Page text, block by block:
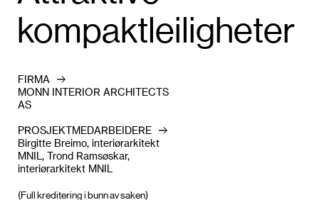
kompaktleiligheter
FIRMA
MONN INTERIOR ARCHITECTS
AS
PROSJEKTMEDARBEIDERE
Birgitte Breimo, interiørarkitekt
MNIL, Trond Ramsøskar,
interiørarkitekt MNIL
(Full kreditering i bunn av saken)